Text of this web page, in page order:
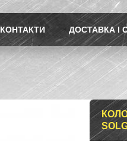
КОНТАКТИ ДОСТАВКА І